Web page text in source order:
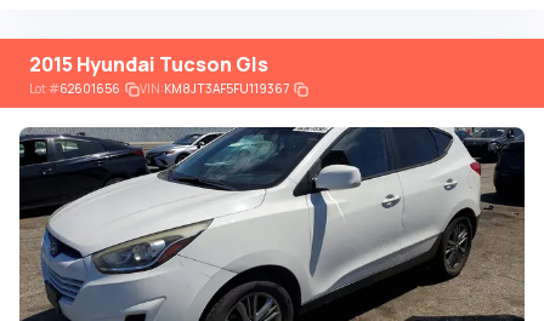
2015 Hyundai Tucson Gls
Lot#62601656 VIN:KM8JT3AF5FU119367